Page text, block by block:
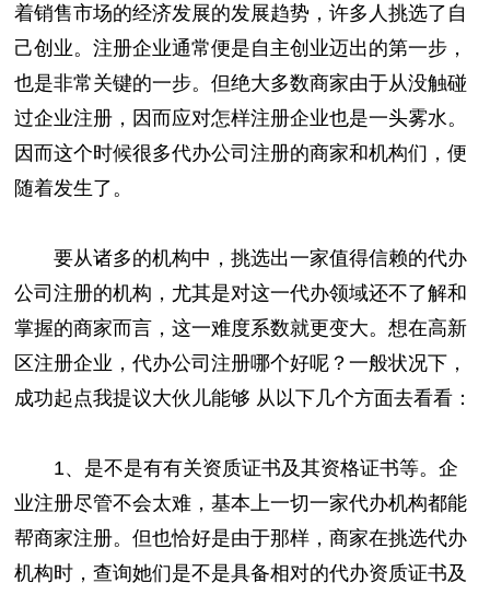
着销售市场的经济发展的发展趋势，许多人挑选了自
己创业。注册企业通常便是自主创业迈出的第一步，
也是非常关键的一步。但绝大多数商家由于从没触碰
过企业注册，因而应对怎样注册企业也是一头雾水。
因而这个时候很多代办公司注册的商家和机构们，便
随着发生了。
要从诸多的机构中，挑选出一家值得信赖的代办
公司注册的机构，尤其是对这一代办领域还不了解和
掌握的商家而言，这一难度系数就更变大。想在高新
区注册企业，代办公司注册哪个好呢？一般状况下，
成功起点我提议大伙儿能够 从以下几个方面去看看：
1、是不是有有关资质证书及其资格证书等。企
业注册尽管不会太难，基本上一切一家代办机构都能
帮商家注册。但也恰好是由于那样，商家在挑选代办
机构时，查询她们是不是具备相对的代办资质证书及